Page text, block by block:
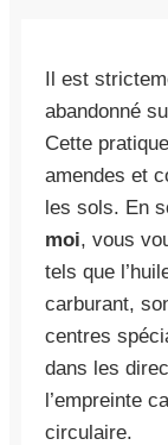
Il est
abandonné
Cette
amendes et
les sols. En
moi, vous
tels que
carburant,
centres
dans les
l’empreinte
circulaire.